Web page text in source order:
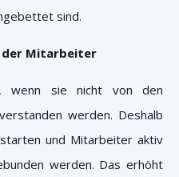
sind.
der Mitarbeiter
wenn sie nicht von den
werden. Deshalb
und Mitarbeiter aktiv
werden. Das erhöht